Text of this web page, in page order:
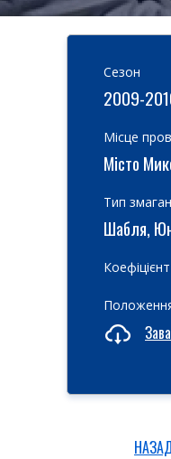
Cезон
2009-
Місце
Місто
Тип
Шабля,
Коефіцієнт